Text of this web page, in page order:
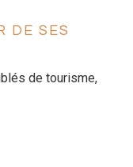
DE SES
de tourisme,